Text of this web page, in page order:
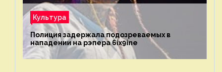
Культура
Полиция задержала подозреваемых в
нападении на рэпера 6ix9ine